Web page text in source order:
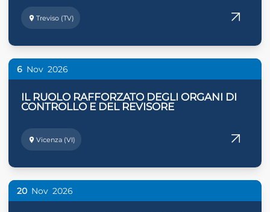
Treviso (TV)
6 Nov 2026
IL RUOLO RAFFORZATO DEGLI ORGANI DI
CONTROLLO E DEL REVISORE
Vicenza (VI)
20 Nov 2026